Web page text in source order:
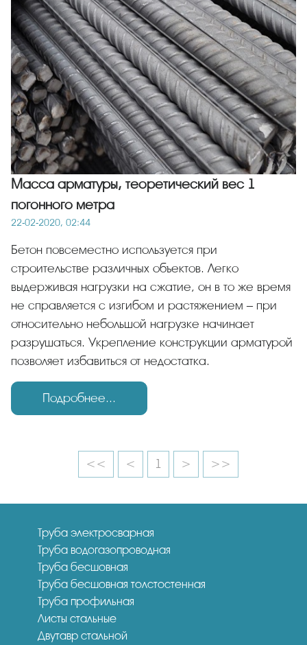
Масса арматуры, теоретический вес 1
погонного метра
22-02-2020, 02:44
Бетон повсеместно используется при
строительстве различных объектов. Легко
выдерживая нагрузки на сжатие, он в то же время
не справляется с изгибом и растяжением – при
относительно небольшой нагрузке начинает
разрушаться. Укрепление конструкции арматурой
позволяет избавиться от недостатка.
Подробнее...
<< < 1 > >>
Труба электросварная
Труба водогазопроводная
Труба бесшовная
Труба бесшовная толстостенная
Труба профильная
Листы стальные
Двутавр стальной